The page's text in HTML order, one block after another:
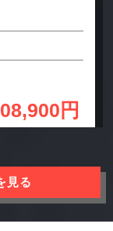
円
見る